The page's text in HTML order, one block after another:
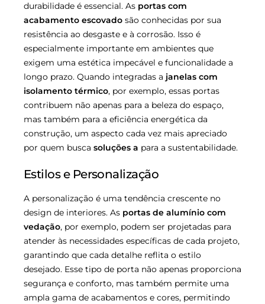
durabilidade é essencial. As portas com
acabamento escovado são conhecidas por sua
resistência ao desgaste e à corrosão. Isso é
especialmente importante em ambientes que
exigem uma estética impecável e funcionalidade a
longo prazo. Quando integradas a janelas com
isolamento térmico, por exemplo, essas portas
contribuem não apenas para a beleza do espaço,
mas também para a eficiência energética da
construção, um aspecto cada vez mais apreciado
por quem busca soluções a para a sustentabilidade.
Estilos e Personalização
A personalização é uma tendência crescente no
design de interiores. As portas de alumínio com
vedação, por exemplo, podem ser projetadas para
atender às necessidades específicas de cada projeto,
garantindo que cada detalhe reflita o estilo
desejado. Esse tipo de porta não apenas proporciona
segurança e conforto, mas também permite uma
ampla gama de acabamentos e cores, permitindo